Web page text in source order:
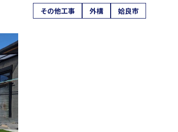
その他工事 外構 姶良市